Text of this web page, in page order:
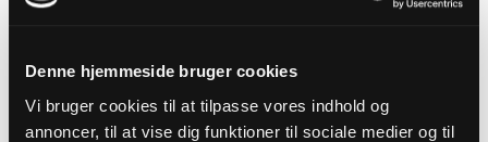
Denne hjemmeside bruger cookies
Vi bruger cookies til at tilpasse vores indhold og
annoncer, til at vise dig funktioner til sociale medier og til
landet herunder. Stillingsopslagene er et udtræk
også at finde nedenfor.